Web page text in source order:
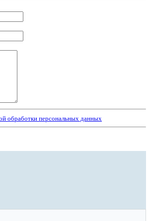
обработки персональных данных